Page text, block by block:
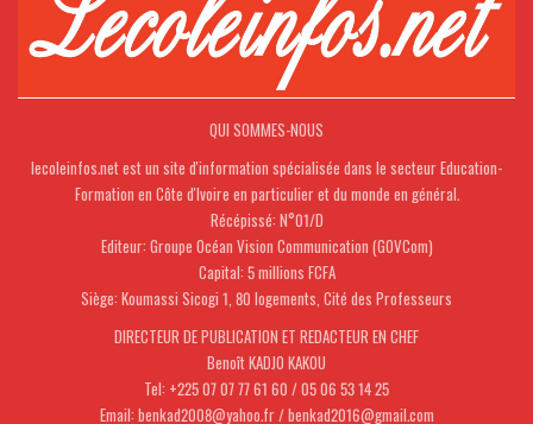
QUI SOMMES-NOUS
lecoleinfos.net est un site d'information spécialisée dans le secteur Education-
Formation en Côte d'Ivoire en particulier et du monde en général.
Récépissé: N°01/D
Editeur: Groupe Océan Vision Communication (GOVCom)
Capital: 5 millions FCFA
Siège: Koumassi Sicogi 1, 80 logements, Cité des Professeurs
DIRECTEUR DE PUBLICATION ET REDACTEUR EN CHEF
Benoît KADJO KAKOU
Tel: +225 07 07 77 61 60 / 05 06 53 14 25
Email: benkad2008@yahoo.fr / benkad2016@gmail.com